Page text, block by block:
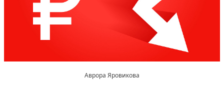
Аврора Яровикова